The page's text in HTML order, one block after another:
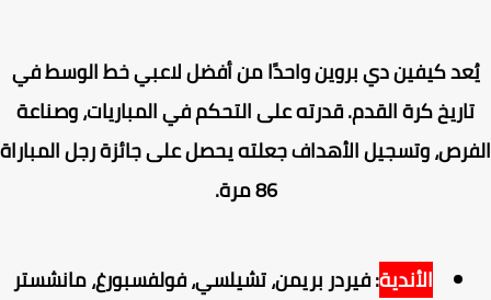
كيفين دي بروين واحدًا من أفضل لاعبي خط الوسط في
كرة القدم. قدرته على التحكم في المباريات، وصناعة
وتسجيل الأهداف جعلته يحصل على جائزة رجل المباراة
86 مرة.
الأندية: فيردر بريمن، تشيلسي، فولفسبورغ، مانشستر